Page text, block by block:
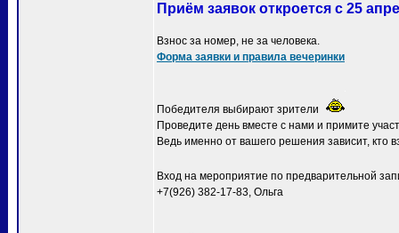
Приём заявок откроется с 25
Взнос за номер, не за человека.
Форма заявки и правила вечеринки
Победителя выбирают зрители
Проведите день вместе с нами и примите
Ведь именно от вашего решения зависит, кто
Вход на мероприятие по предварительной
+7(926) 382-17-83, Ольга